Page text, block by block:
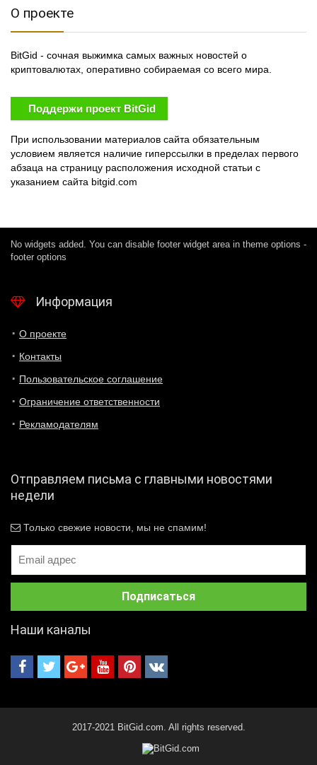
О проекте
BitGid - сочная выжимка самых важных новостей о
криптовалютах, оперативно собираемая со всего мира.
Поддержи проект BitGid
При использовании материалов сайта обязательным
условием является наличие гиперссылки в пределах первого
абзаца на страницу расположения исходной статьи с
указанием сайта bitgid.com
No widgets added. You can disable footer widget area in theme options -
footer options
Информация
О проекте
Контакты
Пользовательское соглашение
Ограничение ответственности
Рекламодателям
Отправляем письма с главными новостями
недели
Только свежие новости, мы не спамим!
Наши каналы
2017-2021 BitGid.com. All rights reserved.